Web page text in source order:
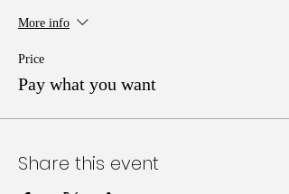
More info
Price
Pay what you want
Share this event